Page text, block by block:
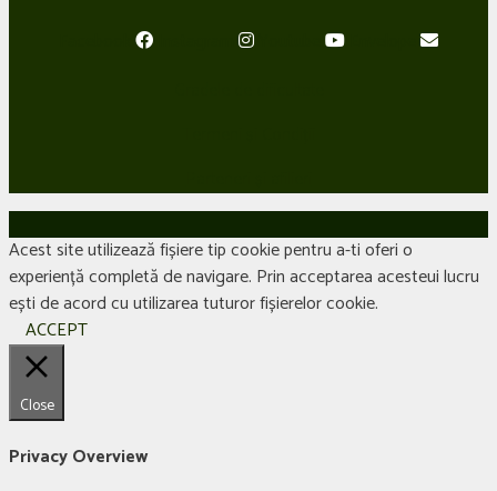
Acest site utilizează fișiere tip cookie pentru a-ti oferi o
experiență completă de navigare. Prin acceptarea acesteui lucru
ești de acord cu utilizarea tuturor fișierelor cookie.
ACCEPT
Close
Privacy Overview